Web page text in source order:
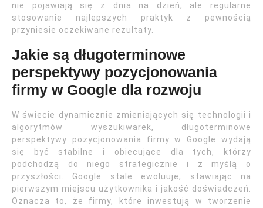
nie pojawiają się z dnia na dzień, ale regularne
stosowanie najlepszych praktyk z pewnością
przyniesie oczekiwane rezultaty.
Jakie są długoterminowe
perspektywy pozycjonowania
firmy w Google dla rozwoju
W świecie dynamicznie zmieniających się technologii i
algorytmów wyszukiwarek, długoterminowe
perspektywy pozycjonowania firmy w Google wydają
się być stabilne i obiecujące dla tych, którzy
podchodzą do niego strategicznie i z myślą o
przyszłości. Google stale ewoluuje, stawiając na
pierwszym miejscu użytkownika i jakość doświadczeń.
Oznacza to, że firmy, które inwestują w tworzenie